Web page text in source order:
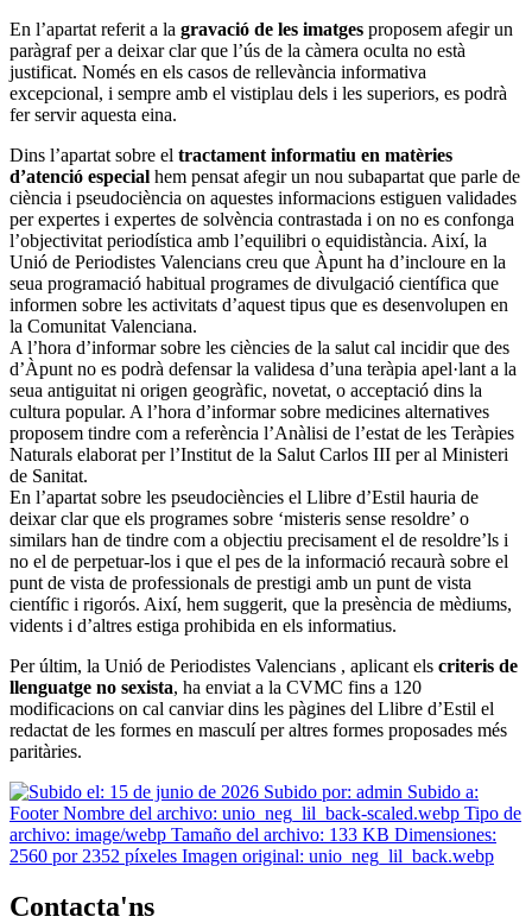
En l’apartat referit a la gravació de les imatges proposem afegir un
paràgraf per a deixar clar que l’ús de la càmera oculta no està
justificat. Només en els casos de rellevància informativa
excepcional, i sempre amb el vistiplau dels i les superiors, es podrà
fer servir aquesta eina.
Dins l’apartat sobre el tractament informatiu en matèries
d’atenció especial hem pensat afegir un nou subapartat que parle de
ciència i pseudociència on aquestes informacions estiguen validades
per expertes i expertes de solvència contrastada i on no es confonga
l’objectivitat periodística amb l’equilibri o equidistància. Així, la
Unió de Periodistes Valencians creu que Àpunt ha d’incloure en la
seua programació habitual programes de divulgació científica que
informen sobre les activitats d’aquest tipus que es desenvolupen en
la Comunitat Valenciana.
A l’hora d’informar sobre les ciències de la salut cal incidir que des
d’Àpunt no es podrà defensar la validesa d’una teràpia apel·lant a la
seua antiguitat ni origen geogràfic, novetat, o acceptació dins la
cultura popular. A l’hora d’informar sobre medicines alternatives
proposem tindre com a referència l’Anàlisi de l’estat de les Teràpies
Naturals elaborat per l’Institut de la Salut Carlos III per al Ministeri
de Sanitat.
En l’apartat sobre les pseudociències el Llibre d’Estil hauria de
deixar clar que els programes sobre ‘misteris sense resoldre’ o
similars han de tindre com a objectiu precisament el de resoldre’ls i
no el de perpetuar-los i que el pes de la informació recaurà sobre el
punt de vista de professionals de prestigi amb un punt de vista
científic i rigorós. Així, hem suggerit, que la presència de mèdiums,
vidents i d’altres estiga prohibida en els informatius.
Per últim, la Unió de Periodistes Valencians , aplicant els criteris de
llenguatge no sexista, ha enviat a la CVMC fins a 120
modificacions on cal canviar dins les pàgines del Llibre d’Estil el
redactat de les formes en masculí per altres formes proposades més
paritàries.
Contacta'ns